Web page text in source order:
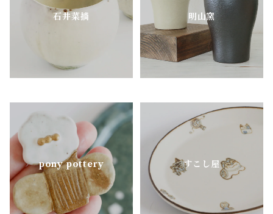
OKAMA Studio
pony pottery
石井菜摘 明山窯
pony pottery すこし屋